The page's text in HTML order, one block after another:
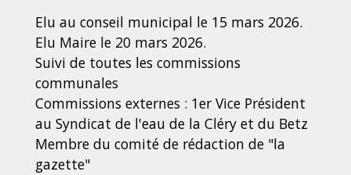
Elu au conseil municipal le 15 mars 2026.
Elu Maire le 20 mars 2026.
Suivi de toutes les commissions
communales
Commissions externes : 1er Vice Président
au Syndicat de l'eau de la Cléry et du Betz
Membre du comité de rédaction de "la
gazette"